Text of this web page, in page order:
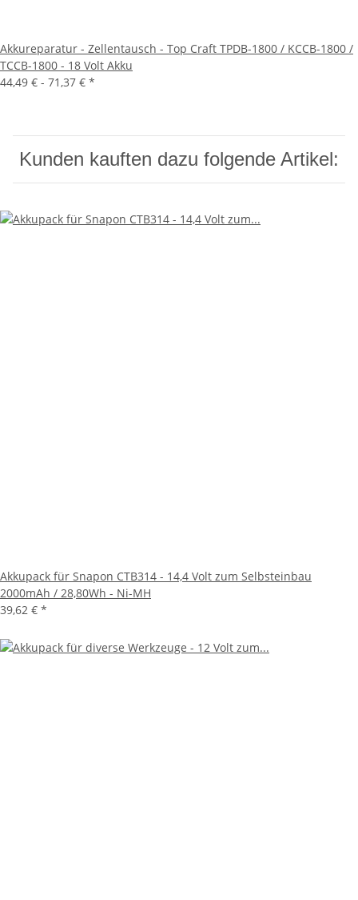
Akkureparatur - Zellentausch - Top Craft TPDB-1800 / KCCB-1800 /
TCCB-1800 - 18 Volt Akku
44,49 € - 71,37 € *
Kunden kauften dazu folgende Artikel:
Akkupack für Snapon CTB314 - 14,4 Volt zum Selbsteinbau
2000mAh / 28,80Wh - Ni-MH
39,62 € *